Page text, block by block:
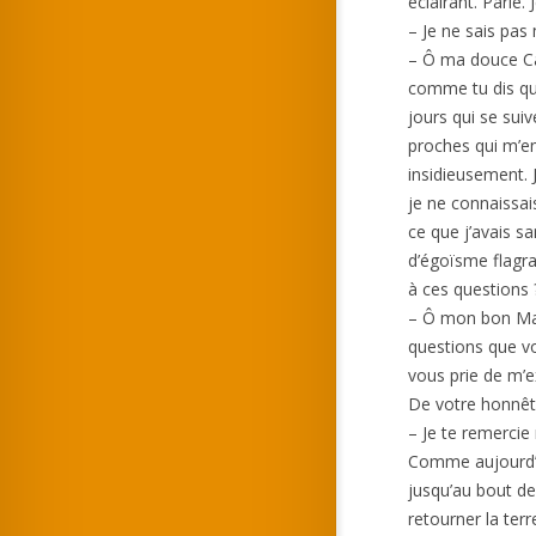
– Je ne sais
– Ô ma douce
comme tu dis
jours qui se
proches qui
insidieusement.
je ne
ce que j’avais
d’égoïsme
à ces questions
– Ô mon bon
questions que
vous prie de
De votre
– Je te
Comme
jusqu’au bout
retourner la